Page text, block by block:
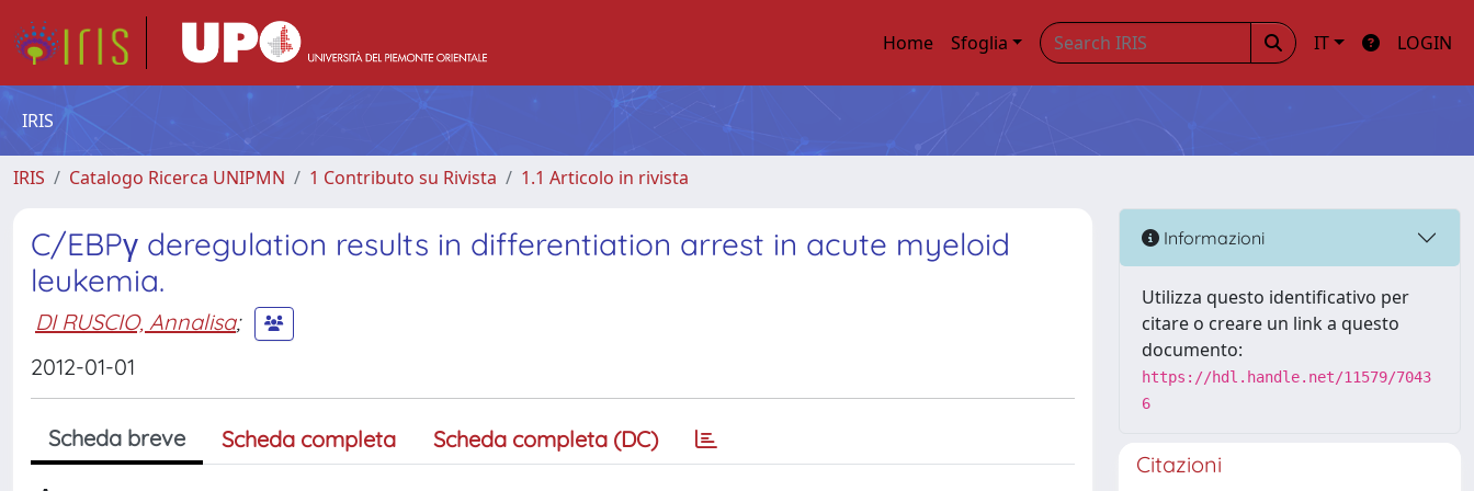
Home Sfoglia IT LOGIN
IRIS
IRIS Catalogo Ricerca UNIPMN 1 Contributo su Rivista 1.1 Articolo in rivista
C/EBPγ deregulation results in differentiation arrest in acute myeloid
leukemia.
DI RUSCIO, Annalisa;
2012-01-01
Scheda breve Scheda completa Scheda completa (DC)
Informazioni
Utilizza questo identificativo per
citare o creare un link a questo
documento:
https://hdl.handle.net/11579/7043
6
Citazioni